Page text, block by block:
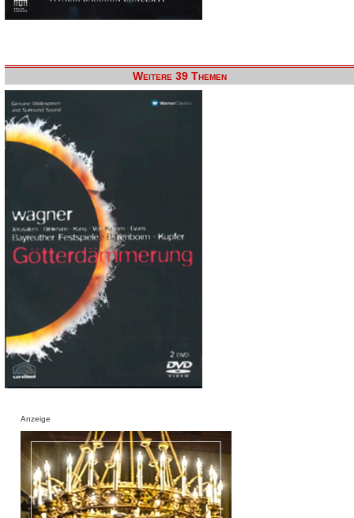
Weitere 39 Themen
Anzeige